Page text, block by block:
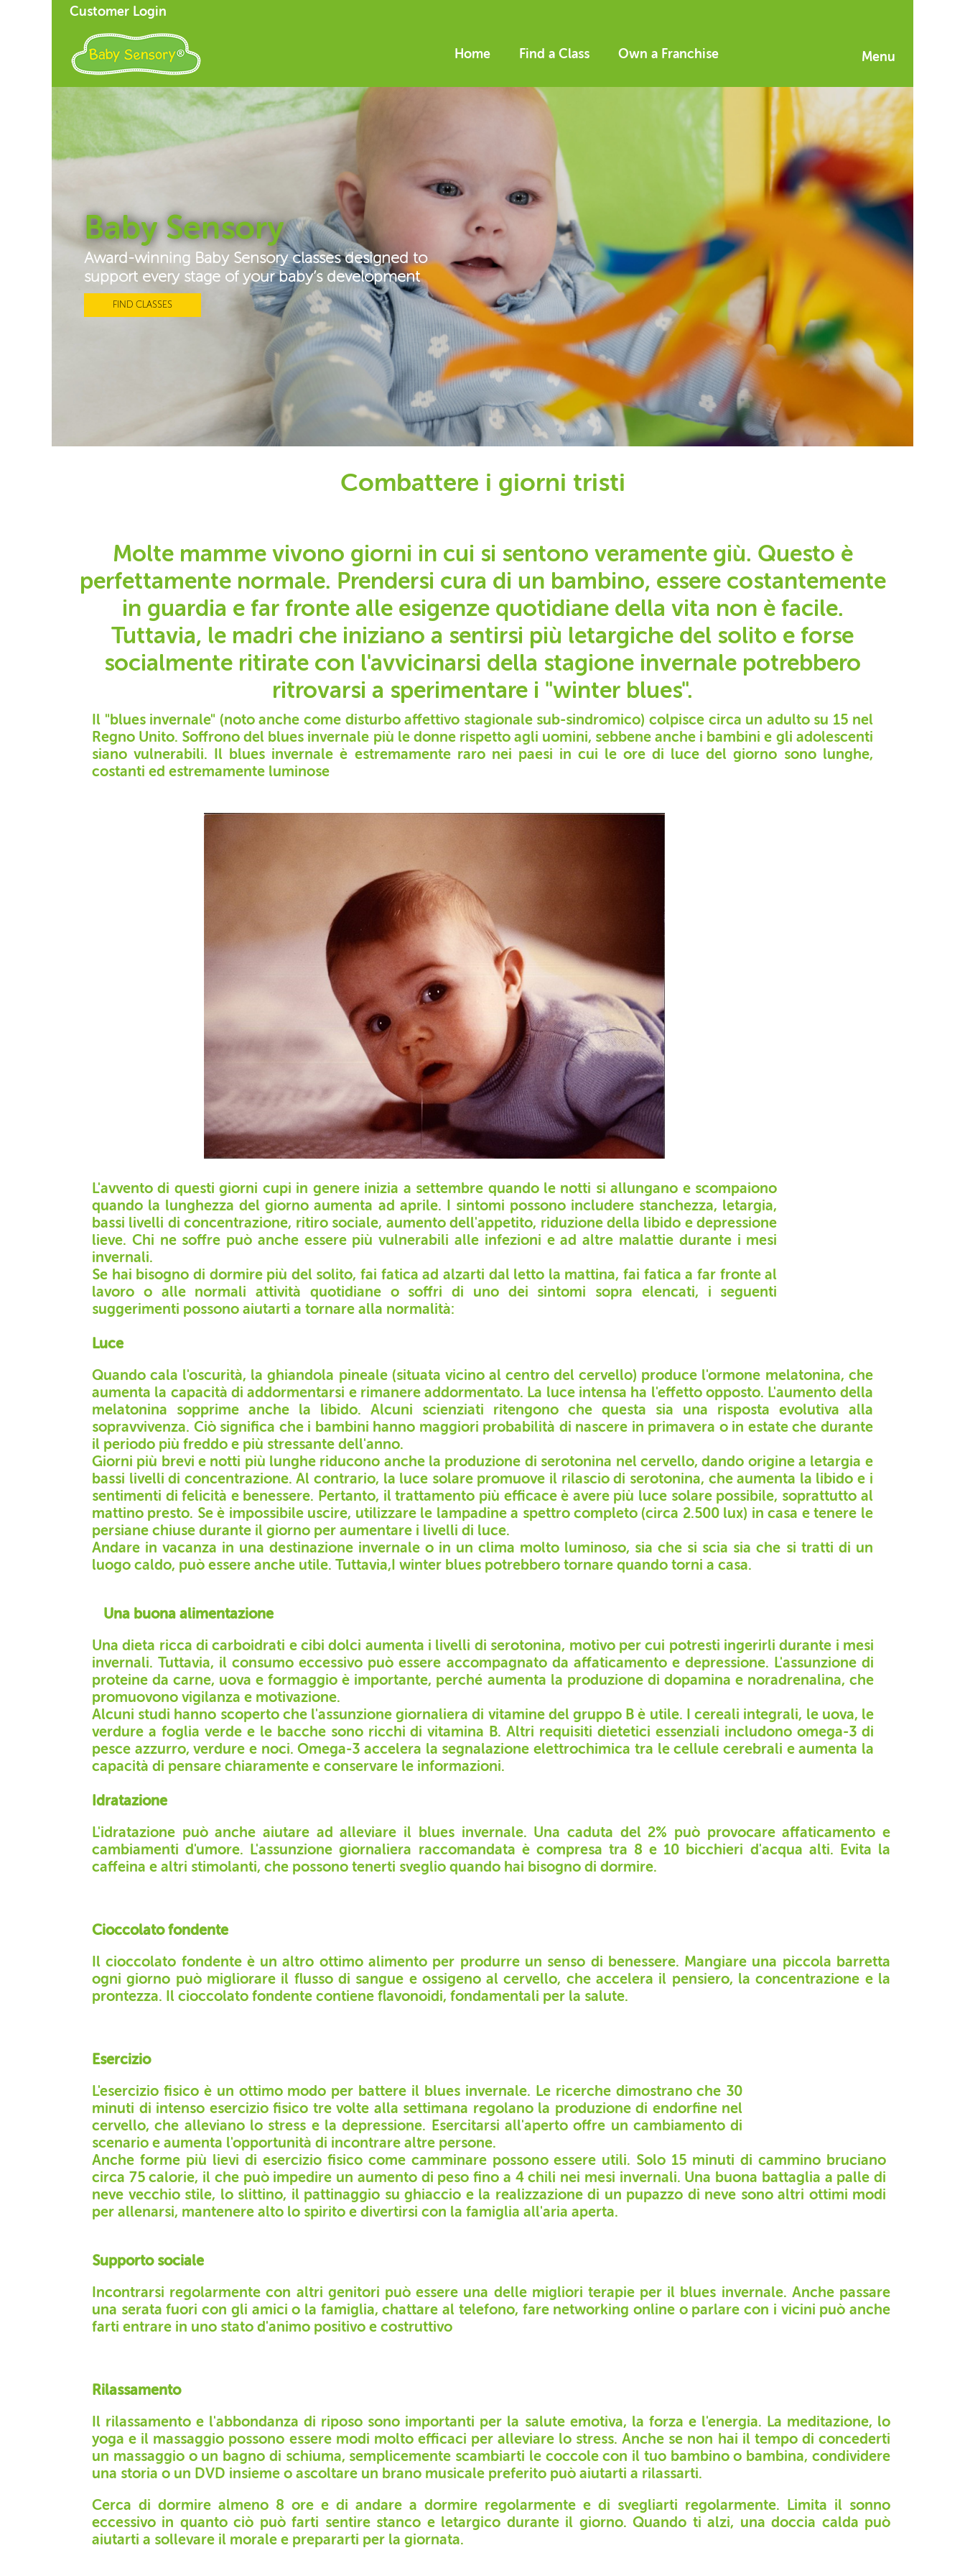
Customer Login
Home Find a Class Own a Franchise Menu
Baby Sensory
Award-winning Baby Sensory classes designed to
support every stage of your baby’s development
FIND CLASSES
Combattere i giorni tristi
Molte mamme vivono giorni in cui si sentono veramente giù. Questo è
perfettamente normale. Prendersi cura di un bambino, essere costantemente
in guardia e far fronte alle esigenze quotidiane della vita non è facile.
Tuttavia, le madri che iniziano a sentirsi più letargiche del solito e forse
socialmente ritirate con l'avvicinarsi della stagione invernale potrebbero
ritrovarsi a sperimentare i "winter blues".
Il "blues invernale" (noto anche come disturbo affettivo stagionale sub-sindromico) colpisce circa un adulto su 15 nel
Regno Unito. Soffrono del blues invernale più le donne rispetto agli uomini, sebbene anche i bambini e gli adolescenti
siano vulnerabili. Il blues invernale è estremamente raro nei paesi in cui le ore di luce del giorno sono lunghe,
costanti ed estremamente luminose
L'avvento di questi giorni cupi in genere inizia a settembre quando le notti si allungano e scompaiono
quando la lunghezza del giorno aumenta ad aprile. I sintomi possono includere stanchezza, letargia,
bassi livelli di concentrazione, ritiro sociale, aumento dell'appetito, riduzione della libido e depressione
lieve. Chi ne soffre può anche essere più vulnerabili alle infezioni e ad altre malattie durante i mesi
invernali.
Se hai bisogno di dormire più del solito, fai fatica ad alzarti dal letto la mattina, fai fatica a far fronte al
lavoro o alle normali attività quotidiane o soffri di uno dei sintomi sopra elencati, i seguenti
suggerimenti possono aiutarti a tornare alla normalità:
Luce
Quando cala l'oscurità, la ghiandola pineale (situata vicino al centro del cervello) produce l'ormone melatonina, che
aumenta la capacità di addormentarsi e rimanere addormentato. La luce intensa ha l'effetto opposto. L'aumento della
melatonina sopprime anche la libido. Alcuni scienziati ritengono che questa sia una risposta evolutiva alla
sopravvivenza. Ciò significa che i bambini hanno maggiori probabilità di nascere in primavera o in estate che durante
il periodo più freddo e più stressante dell'anno.
Giorni più brevi e notti più lunghe riducono anche la produzione di serotonina nel cervello, dando origine a letargia e
bassi livelli di concentrazione. Al contrario, la luce solare promuove il rilascio di serotonina, che aumenta la libido e i
sentimenti di felicità e benessere. Pertanto, il trattamento più efficace è avere più luce solare possibile, soprattutto al
mattino presto. Se è impossibile uscire, utilizzare le lampadine a spettro completo (circa 2.500 lux) in casa e tenere le
persiane chiuse durante il giorno per aumentare i livelli di luce.
Andare in vacanza in una destinazione invernale o in un clima molto luminoso, sia che si scia sia che si tratti di un
luogo caldo, può essere anche utile. Tuttavia,I winter blues potrebbero tornare quando torni a casa.
Una buona alimentazione
Una dieta ricca di carboidrati e cibi dolci aumenta i livelli di serotonina, motivo per cui potresti ingerirli durante i mesi
invernali. Tuttavia, il consumo eccessivo può essere accompagnato da affaticamento e depressione. L'assunzione di
proteine da carne, uova e formaggio è importante, perché aumenta la produzione di dopamina e noradrenalina, che
promuovono vigilanza e motivazione.
Alcuni studi hanno scoperto che l'assunzione giornaliera di vitamine del gruppo B è utile. I cereali integrali, le uova, le
verdure a foglia verde e le bacche sono ricchi di vitamina B. Altri requisiti dietetici essenziali includono omega-3 di
pesce azzurro, verdure e noci. Omega-3 accelera la segnalazione elettrochimica tra le cellule cerebrali e aumenta la
capacità di pensare chiaramente e conservare le informazioni.
Idratazione
L'idratazione può anche aiutare ad alleviare il blues invernale. Una caduta del 2% può provocare affaticamento e
cambiamenti d'umore. L'assunzione giornaliera raccomandata è compresa tra 8 e 10 bicchieri d'acqua alti. Evita la
caffeina e altri stimolanti, che possono tenerti sveglio quando hai bisogno di dormire.
Cioccolato fondente
Il cioccolato fondente è un altro ottimo alimento per produrre un senso di benessere. Mangiare una piccola barretta
ogni giorno può migliorare il flusso di sangue e ossigeno al cervello, che accelera il pensiero, la concentrazione e la
prontezza. Il cioccolato fondente contiene flavonoidi, fondamentali per la salute.
Esercizio
L'esercizio fisico è un ottimo modo per battere il blues invernale. Le ricerche dimostrano che 30
minuti di intenso esercizio fisico tre volte alla settimana regolano la produzione di endorfine nel
cervello, che alleviano lo stress e la depressione. Esercitarsi all'aperto offre un cambiamento di
scenario e aumenta l'opportunità di incontrare altre persone.
Anche forme più lievi di esercizio fisico come camminare possono essere utili. Solo 15 minuti di cammino bruciano
circa 75 calorie, il che può impedire un aumento di peso fino a 4 chili nei mesi invernali. Una buona battaglia a palle di
neve vecchio stile, lo slittino, il pattinaggio su ghiaccio e la realizzazione di un pupazzo di neve sono altri ottimi modi
per allenarsi, mantenere alto lo spirito e divertirsi con la famiglia all'aria aperta.
Supporto sociale
Incontrarsi regolarmente con altri genitori può essere una delle migliori terapie per il blues invernale. Anche passare
una serata fuori con gli amici o la famiglia, chattare al telefono, fare networking online o parlare con i vicini può anche
farti entrare in uno stato d'animo positivo e costruttivo
Rilassamento
Il rilassamento e l'abbondanza di riposo sono importanti per la salute emotiva, la forza e l'energia. La meditazione, lo
yoga e il massaggio possono essere modi molto efficaci per alleviare lo stress. Anche se non hai il tempo di concederti
un massaggio o un bagno di schiuma, semplicemente scambiarti le coccole con il tuo bambino o bambina, condividere
una storia o un DVD insieme o ascoltare un brano musicale preferito può aiutarti a rilassarti.
Cerca di dormire almeno 8 ore e di andare a dormire regolarmente e di svegliarti regolarmente. Limita il sonno
eccessivo in quanto ciò può farti sentire stanco e letargico durante il giorno. Quando ti alzi, una doccia calda può
aiutarti a sollevare il morale e prepararti per la giornata.